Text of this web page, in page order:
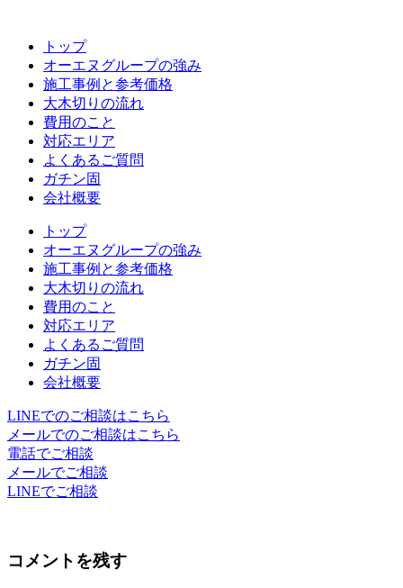
トップ
オーエヌグループの強み
施工事例と参考価格
大木切りの流れ
費用のこと
対応エリア
よくあるご質問
ガチン固
会社概要
トップ
オーエヌグループの強み
施工事例と参考価格
大木切りの流れ
費用のこと
対応エリア
よくあるご質問
ガチン固
会社概要
LINEでのご相談はこちら
メールでのご相談はこちら
電話でご相談
メールでご相談
LINEでご相談
コメントを残す